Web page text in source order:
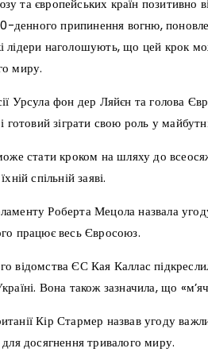
та європейських країн позитивно
припинення вогню,
лідери наголошують, що цей крок
миру.
Урсула фон дер Ляйєн та голова
готовий зіграти свою роль у
стати кроком на шляху до
спільній заяві.
Роберта Мецола назвала
працює весь Євросоюз.
відомства ЄС Кая Каллас
Вона також зазначила, що
Кір Стармер назвав угоду
досягнення тривалого миру.